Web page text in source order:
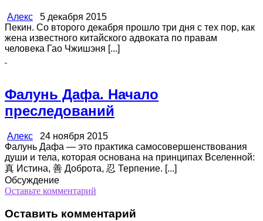
Алекс 5 декабря 2015
Пекин. Со второго декабря прошло три дня с тех пор, как
жена известного китайского адвоката по правам
человека Гао Чжишэня [...]
Фалунь Дафа. Начало
преследований
Алекс 24 ноября 2015
Фалунь Дафа — это практика самосовершенствования
души и тела, которая основана на принципах Вселенной:
真 Истина, 善 Доброта, 忍 Терпение. [...]
Обсуждение
Оставьте комментарий
Оставить комментарий